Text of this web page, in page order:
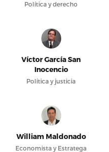
Política y derecho
Víctor García San
Inocencio
Política y justicia
William Maldonado
Economista y Estratega